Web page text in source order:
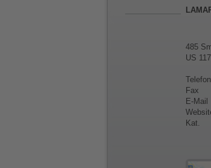
485
US
Telefon
Fax
E-Mail
Kat.